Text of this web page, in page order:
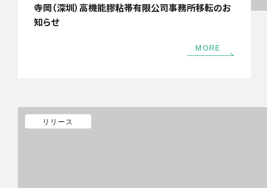
寺岡（深圳）高機能膠粘帯有限公司事務所移転のお
知らせ
MORE
リリース